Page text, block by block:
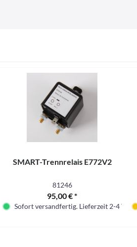
SMART-Trennrelais E772V2
81246
95,00 € *
Sofort versandfertig. Lieferzeit 2-4 Tage.